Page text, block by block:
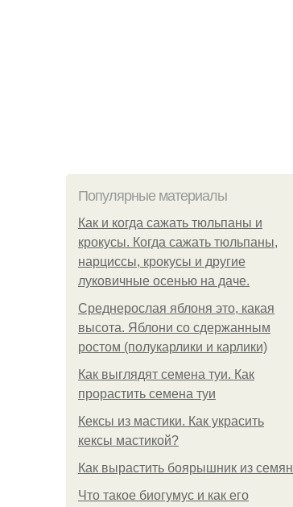
Популярные материалы
Как и когда сажать тюльпаны и
крокусы. Когда сажать тюльпаны,
нарциссы, крокусы и другие
луковичные осенью на даче.
Среднерослая яблоня это, какая
высота. Яблони со сдержанным
ростом (полукарлики и карлики)
Как выглядят семена туи. Как
прорастить семена туи
Кексы из мастики. Как украсить
кексы мастикой?
Как вырастить боярышник из семян
Что такое биогумус и как его